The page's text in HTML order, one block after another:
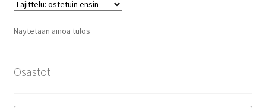
Näytetään ainoa tulos
Osastot